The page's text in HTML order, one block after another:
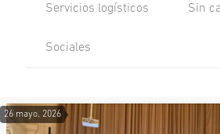
Servicios logísticos Sin
Sociales
26 mayo, 2026